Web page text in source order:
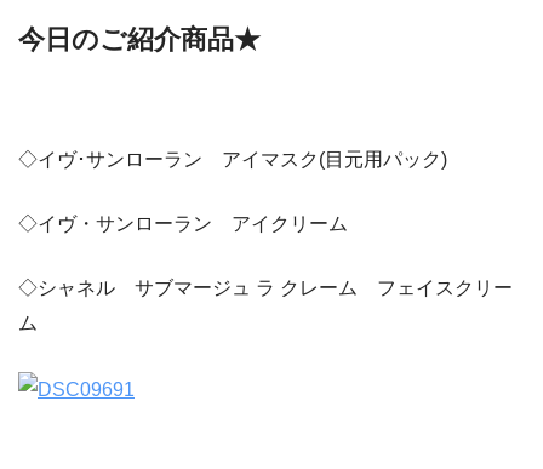
今日のご紹介商品★
◇イヴ･サンローラン アイマスク(目元用パック)
◇イヴ・サンローラン アイクリーム
◇シャネル サブマージュ ラ クレーム フェイスクリー
ム